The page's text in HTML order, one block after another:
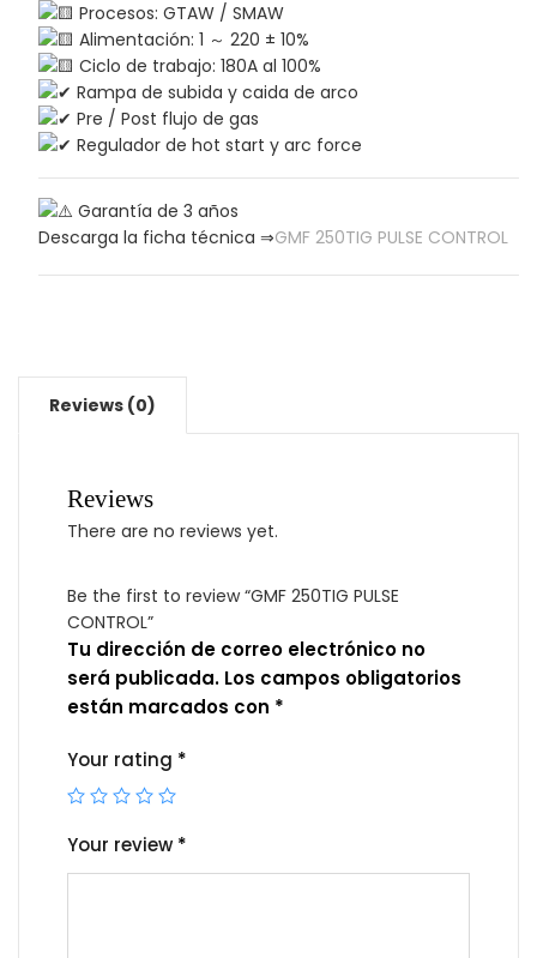
Procesos: GTAW / SMAW
Alimentación: 1 ～ 220 ± 10%
Ciclo de trabajo: 180A al 100%
Rampa de subida y caida de arco
Pre / Post flujo de gas
Regulador de hot start y arc force
Garantía de 3 años
Descarga la ficha técnica ⇒GMF 250TIG PULSE CONTROL
Reviews (0)
Reviews
There are no reviews yet.
Be the first to review “GMF 250TIG PULSE
CONTROL”
Tu dirección de correo electrónico no
será publicada. Los campos obligatorios
están marcados con *
Your rating *
Your review *